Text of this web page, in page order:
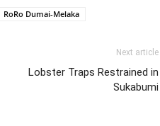
RoRo Dumai-Melaka
Next article
Lobster Traps Restrained in
Sukabumi